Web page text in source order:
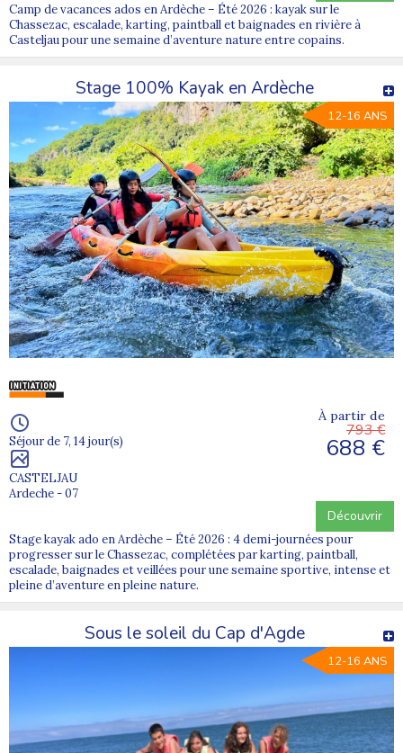
Camp de vacances ados en Ardèche – Été 2026 : kayak sur le
Chassezac, escalade, karting, paintball et baignades en rivière à
Casteljau pour une semaine d’aventure nature entre copains.
Stage 100% Kayak en Ardèche
12-16 ANS
Séjour de 7, 14 jour(s)
CASTELJAU
Ardeche - 07
À partir de
793 €
688 €
Découvrir
Stage kayak ado en Ardèche – Été 2026 : 4 demi-journées pour
progresser sur le Chassezac, complétées par karting, paintball,
escalade, baignades et veillées pour une semaine sportive, intense et
pleine d’aventure en pleine nature.
Sous le soleil du Cap d'Agde
12-16 ANS